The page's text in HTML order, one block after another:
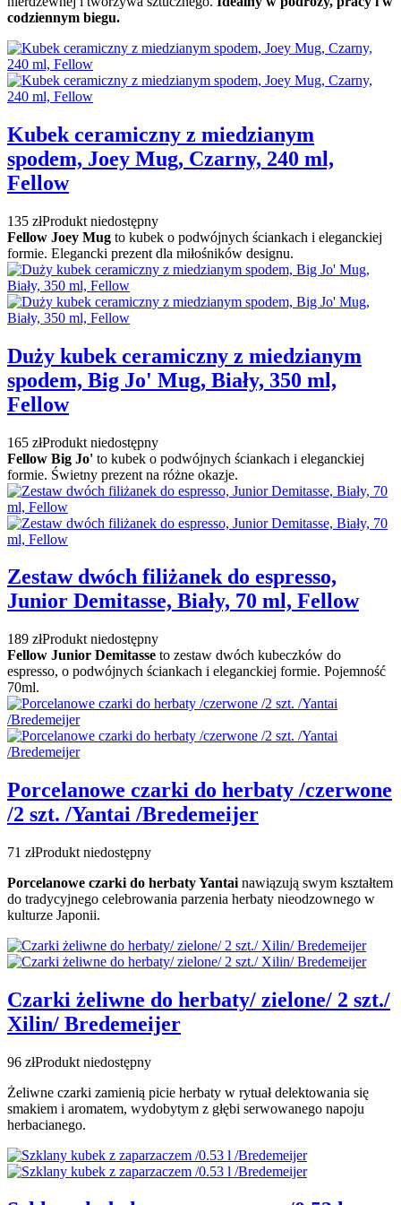
codziennym biegu.
Kubek ceramiczny z miedzianym
spodem, Joey Mug, Czarny, 240 ml,
Fellow
135 złProdukt niedostępny
Fellow Joey Mug to kubek o podwójnych ściankach i eleganckiej
formie. Elegancki prezent dla miłośników designu.
Duży kubek ceramiczny z miedzianym
spodem, Big Jo' Mug, Biały, 350 ml,
Fellow
165 złProdukt niedostępny
Fellow Big Jo' to kubek o podwójnych ściankach i eleganckiej
formie. Świetny prezent na różne okazje.
Zestaw dwóch filiżanek do espresso,
Junior Demitasse, Biały, 70 ml, Fellow
189 złProdukt niedostępny
Fellow Junior Demitasse to zestaw dwóch kubeczków do
espresso, o podwójnych ściankach i eleganckiej formie. Pojemność
70ml.
Porcelanowe czarki do herbaty /czerwone
/2 szt. /Yantai /Bredemeijer
71 złProdukt niedostępny
Porcelanowe czarki do herbaty Yantai nawiązują swym kształtem
do tradycyjnego celebrowania parzenia herbaty nieodzownego w
kulturze Japonii.
Czarki żeliwne do herbaty/ zielone/ 2 szt./
Xilin/ Bredemeijer
96 złProdukt niedostępny
Żeliwne czarki zamienią picie herbaty w rytuał delektowania się
smakiem i aromatem, wydobytym z głębi serwowanego napoju
herbacianego.